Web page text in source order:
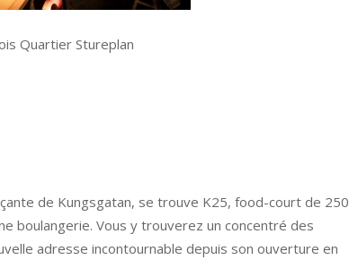
Quartier Stureplan
de Kungsgatan, se trouve K25, food-court de 250
boulangerie. Vous y trouverez un concentré des
adresse incontournable depuis son ouverture en